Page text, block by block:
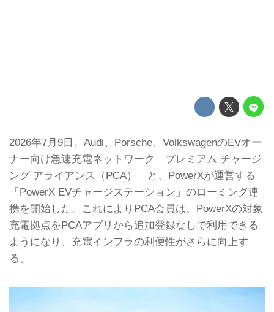
2026年7月9日、Audi、Porsche、VolkswagenのEVオー
ナー向け急速充電ネットワーク「プレミアム チャージ
ング アライアンス（PCA）」と、PowerXが運営する
「PowerX EVチャージステーション」のローミング連
携を開始した。これによりPCA会員は、PowerXの対象
充電拠点をPCAアプリから追加登録なしで利用できる
ようになり、充電インフラの利便性がさらに向上す
る。